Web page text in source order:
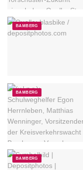
BAMBERG
BAMBERG
BAMBERG